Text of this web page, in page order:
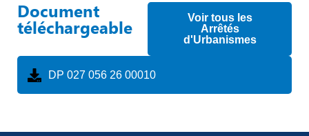
Document
téléchargeable
Voir tous les
Arrêtés
d'Urbanismes
DP 027 056 26 00010